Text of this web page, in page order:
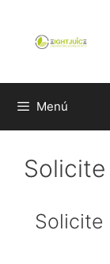
contenido
Menú
Solicite